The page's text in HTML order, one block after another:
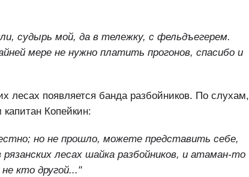
судырь мой, да в тележку, с фельдъегерем.
мере не нужно платить прогонов, спасибо и
лесах появляется банда разбойников. По слухам,
Копейкин:
но не прошло, можете представить себе,
рязанских лесах шайка разбойников, и атаман-то
кто другой..."